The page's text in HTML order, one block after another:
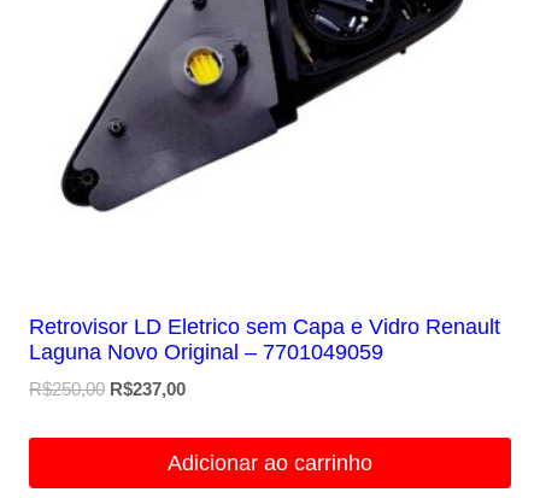
Retrovisor LD Eletrico sem Capa e Vidro Renault
Laguna Novo Original – 7701049059
R$250,00 O
R$237,00O
é:
Adicionar ao carrinho